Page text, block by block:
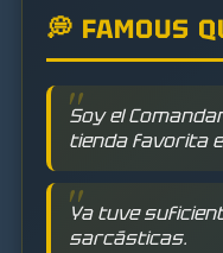
💭 FAMOUS
Soy el
tienda favorita
Ya tuve
sarcásticas.